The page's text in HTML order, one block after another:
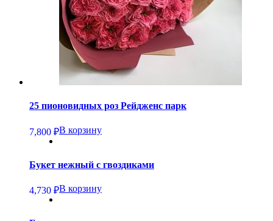
25 пионовидных роз Рейдженс парк
7,800 ₽В корзину
Букет нежный с гвоздиками
4,730 ₽В корзину